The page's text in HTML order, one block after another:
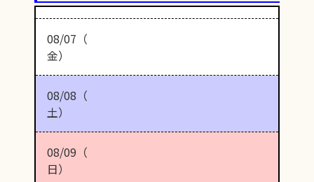
08/07（
金）
08/08（
土）
08/09（
日）